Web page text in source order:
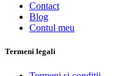
Contact
Blog
Contul meu
Termeni legali